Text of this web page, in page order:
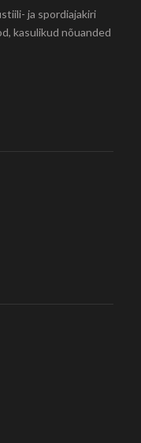
ja spordiajakiri
kasulikud nõuanded